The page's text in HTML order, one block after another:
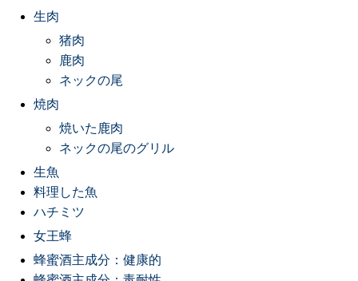
生肉
猪肉
鹿肉
ネックの尾
焼肉
焼いた鹿肉
ネックの尾のグリル
生魚
料理した魚
ハチミツ
女王蜂
蜂蜜酒主成分：健康的